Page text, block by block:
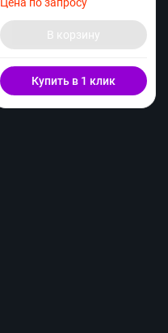
В корзину
Купить в 1 клик